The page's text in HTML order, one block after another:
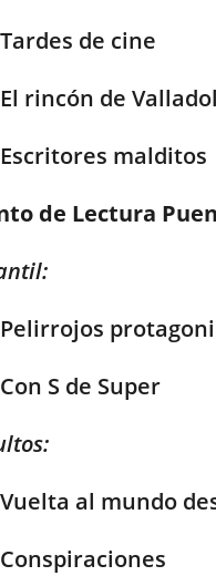
Tardes de cine
El rincón de
Escritores malditos
de Lectura
Pelirrojos
Con S de Super
Vuelta al mundo
Conspiraciones